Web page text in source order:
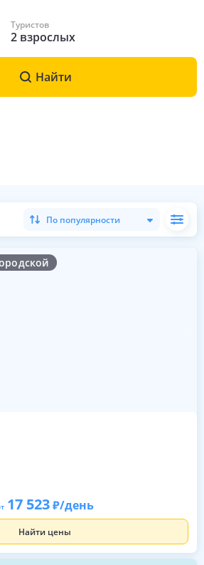
Туристов
2 взрослых
Найти
По популярности
17 523 /день
Найти цены